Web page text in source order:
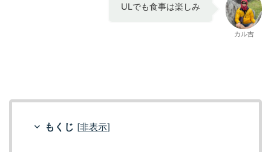
ULでも食事は楽しみ
カル吉
もくじ [非表示]